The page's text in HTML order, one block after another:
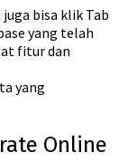
bisa klik Tab
yang telah
fitur dan
yang
Online